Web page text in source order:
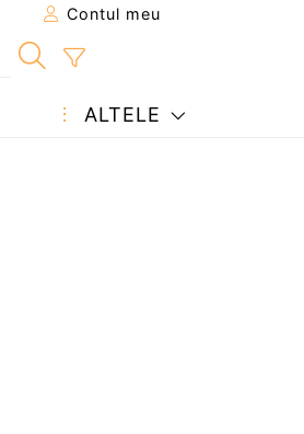
Contul meu
ALTELE